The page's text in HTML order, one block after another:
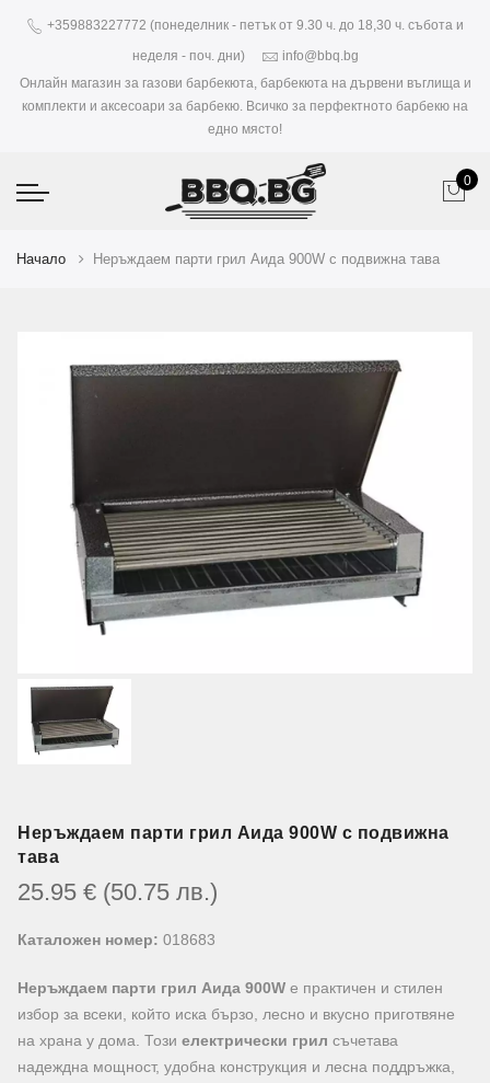
+359883227772 (понеделник - петък от 9.30 ч. до 18,30 ч. събота и
неделя - поч. дни)
info@bbq.bg
Онлайн магазин за газови барбекюта, барбекюта на дървени въглища и
комплекти и аксесоари за барбекю. Всичко за перфектното барбекю на
едно място!
0
Начало Неръждаем парти грил Аида 900W с подвижна тава
Неръждаем парти грил Аида 900W с подвижна
тава
25.95 € (50.75 лв.)
Каталожен номер: 018683
Неръждаем парти грил Аида 900W е практичен и стилен
избор за всеки, който иска бързо, лесно и вкусно приготвяне
на храна у дома. Този електрически грил съчетава
надеждна мощност, удобна конструкция и лесна поддръжка,